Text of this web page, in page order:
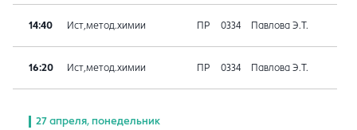
14:40 Ист,метод.химии ПР 0334 Павлова Э.Т.
16:20 Ист,метод.химии ПР 0334 Павлова Э.Т.
27 апреля, понедельник